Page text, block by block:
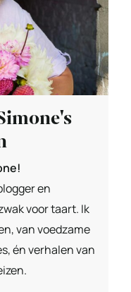
en
voor taart. Ik
van voedzame
én verhalen van